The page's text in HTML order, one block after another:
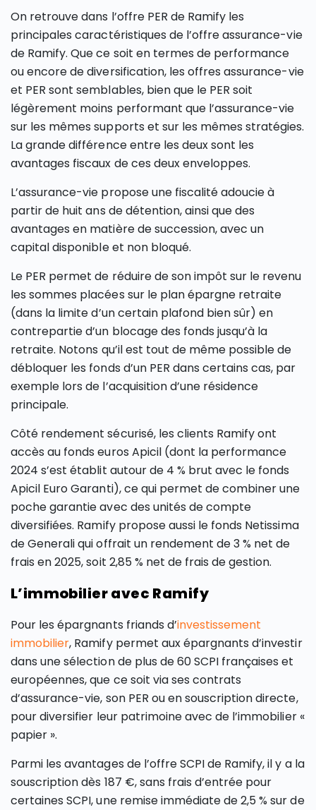
On retrouve dans l’offre PER de Ramify les
principales caractéristiques de l’offre assurance-vie
de Ramify. Que ce soit en termes de performance
ou encore de diversification, les offres assurance-vie
et PER sont semblables, bien que le PER soit
légèrement moins performant que l’assurance-vie
sur les mêmes supports et sur les mêmes stratégies.
La grande différence entre les deux sont les
avantages fiscaux de ces deux enveloppes.
L’assurance-vie propose une fiscalité adoucie à
partir de huit ans de détention, ainsi que des
avantages en matière de succession, avec un
capital disponible et non bloqué.
Le PER permet de réduire de son impôt sur le revenu
les sommes placées sur le plan épargne retraite
(dans la limite d’un certain plafond bien sûr) en
contrepartie d’un blocage des fonds jusqu’à la
retraite. Notons qu’il est tout de même possible de
débloquer les fonds d’un PER dans certains cas, par
exemple lors de l’acquisition d’une résidence
principale.
Côté rendement sécurisé, les clients Ramify ont
accès au fonds euros Apicil (dont la performance
2024 s’est établit autour de 4 % brut avec le fonds
Apicil Euro Garanti), ce qui permet de combiner une
poche garantie avec des unités de compte
diversifiées. Ramify propose aussi le fonds Netissima
de Generali qui offrait un rendement de 3 % net de
frais en 2025, soit 2,85 % net de frais de gestion.
L’immobilier avec Ramify
Pour les épargnants friands d’investissement
immobilier, Ramify permet aux épargnants d’investir
dans une sélection de plus de 60 SCPI françaises et
européennes, que ce soit via ses contrats
d’assurance-vie, son PER ou en souscription directe,
pour diversifier leur patrimoine avec de l’immobilier «
papier ».
Parmi les avantages de l’offre SCPI de Ramify, il y a la
souscription dès 187 €, sans frais d’entrée pour
certaines SCPI, une remise immédiate de 2,5 % sur de